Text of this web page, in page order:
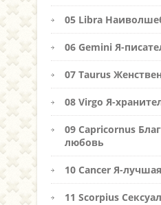
05 Libra
06 Gemini Я-
07 Taurus
08 Virgo Я-
09 Capricornus
любовь
10 Cancer Я-
11 Scorpius